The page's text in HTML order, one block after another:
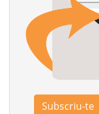
Subscriu-te